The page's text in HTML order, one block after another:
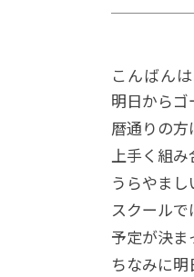
こんばん
明日からゴ
暦通りの方
上手く組み
うらやまし
スクールで
予定が決ま
ちなみに明